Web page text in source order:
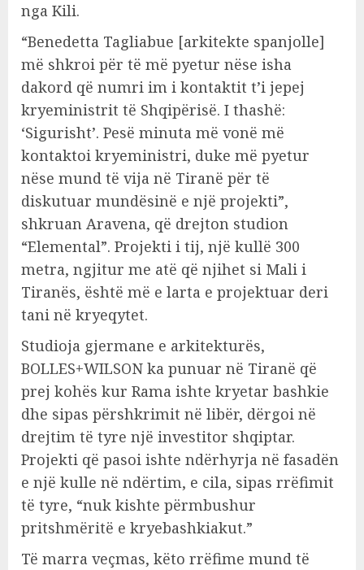
nga Kili.
“Benedetta Tagliabue [arkitekte spanjolle]
më shkroi për të më pyetur nëse isha
dakord që numri im i kontaktit t’i jepej
kryeministrit të Shqipërisë. I thashë:
‘Sigurisht’. Pesë minuta më vonë më
kontaktoi kryeministri, duke më pyetur
nëse mund të vija në Tiranë për të
diskutuar mundësinë e një projekti”,
shkruan Aravena, që drejton studion
“Elemental”. Projekti i tij, një kullë 300
metra, ngjitur me atë që njihet si Mali i
Tiranës, është më e larta e projektuar deri
tani në kryeqytet.
Studioja gjermane e arkitekturës,
BOLLES+WILSON ka punuar në Tiranë që
prej kohës kur Rama ishte kryetar bashkie
dhe sipas përshkrimit në libër, dërgoi në
drejtim të tyre një investitor shqiptar.
Projekti që pasoi ishte ndërhyrja në fasadën
e një kulle në ndërtim, e cila, sipas rrëfimit
të tyre, “nuk kishte përmbushur
pritshmëritë e kryebashkiakut.”
Të marra veçmas, këto rrëfime mund të